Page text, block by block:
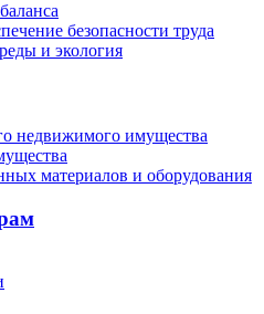
безопасности труда
и экология
недвижимого имущества
материалов и оборудования